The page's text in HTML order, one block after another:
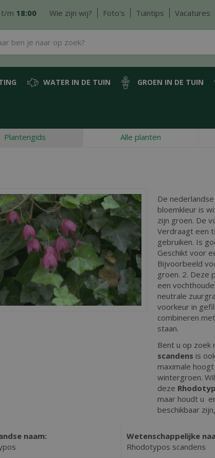
t/m 18:00 Wie zijn wij? Foto's Tuintips Vacatures
WATER IN DE TUIN GROEN IN DE TUIN
Plantengids Alle planten
De
bloemkleur is
zijn groen. De
Verdraagt een
gebruiken. Is
Geschikt voor
Bijvoorbeeld
groen. 2. Deze
een
neutrale
voorkeur in
combineren
staan.
Bent u op zoek
scandens is
maximale
wintergroen.
deze
maar houdt u
beschikbaar
naam:
Wetenschappelijke
Rhodotypos scandens